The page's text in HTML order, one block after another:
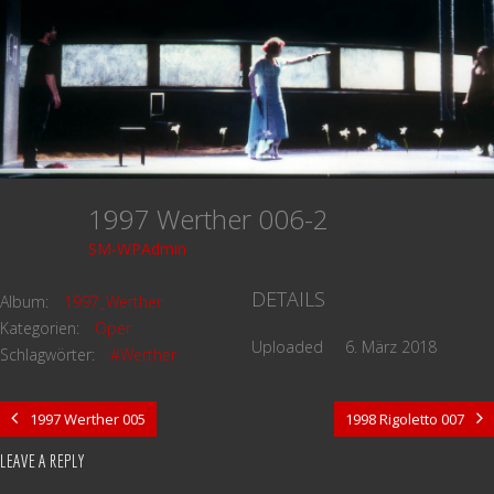
1997 Werther 006-2
SM-WPAdmin
Album:
1997_Werther
Kategorien:
Oper
Schlagwörter:
#Werther
DETAILS
Uploaded 6. März 2018
1997 Werther 005 1998 Rigoletto 007
LEAVE A REPLY